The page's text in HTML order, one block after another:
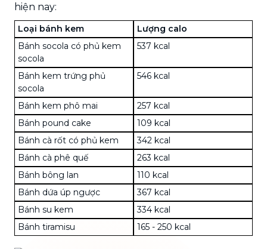
hiện nay:
Loại bánh kem
Lượng calo
Bánh socola có phủ kem
socola
537 kcal
Bánh kem trứng phủ
socola
546 kcal
Bánh kem phô mai
257 kcal
Bánh pound cake
109 kcal
Bánh cà rốt có phủ kem
342 kcal
Bánh cà phê quế
263 kcal
Bánh bông lan
110 kcal
Bánh dứa úp ngược
367 kcal
Bánh su kem
334 kcal
Bánh tiramisu
165 - 250 kcal